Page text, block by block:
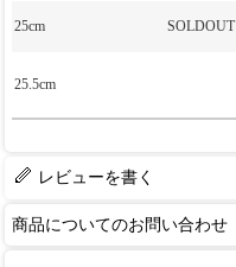
25cm SOLDOUT
25.5cm
レビューを書く
商品についてのお問い合わせ